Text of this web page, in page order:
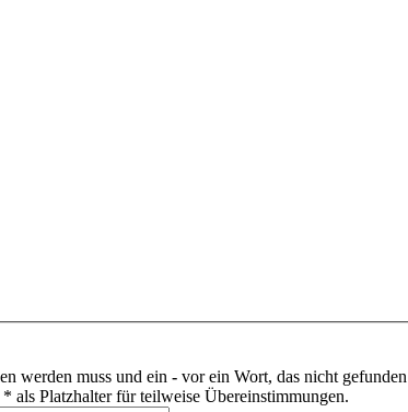
werden muss und ein - vor ein Wort, das nicht
als Platzhalter für teilweise Übereinstimmungen.